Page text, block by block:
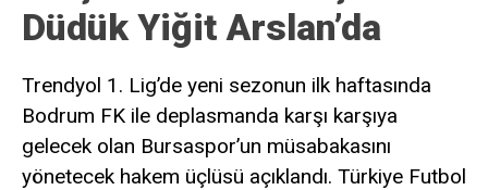
Düdük Yiğit Arslan’da
Trendyol 1. Lig’de yeni sezonun ilk haftasında
Bodrum FK ile deplasmanda karşı karşıya
gelecek olan Bursaspor’un müsabakasını
yönetecek hakem üçlüsü açıklandı. Türkiye Futbol